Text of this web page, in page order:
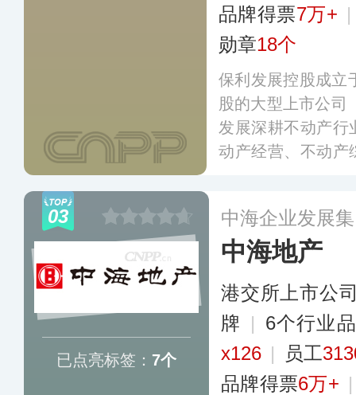
品牌得票7万+
勋章18个
保利发展控股成立
股的大型上市公司
发展深耕不动产行
动产经营、不动产
物业服务长年稳居
03
已点亮标签： 7个
中海企业发展
中海地产
港交所上市公
牌 | 6个行业
x126 | 员工
品牌得票6万+